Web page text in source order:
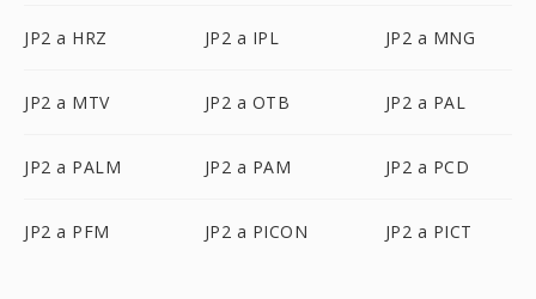
JP2 a HRZ JP2 a IPL JP2 a MNG
JP2 a MTV JP2 a OTB JP2 a PAL
JP2 a PALM JP2 a PAM JP2 a PCD
JP2 a PFM JP2 a PICON JP2 a PICT